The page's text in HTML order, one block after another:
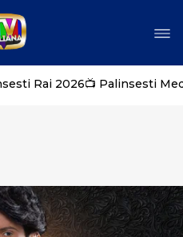
Rai 2026📺 Palinsesti